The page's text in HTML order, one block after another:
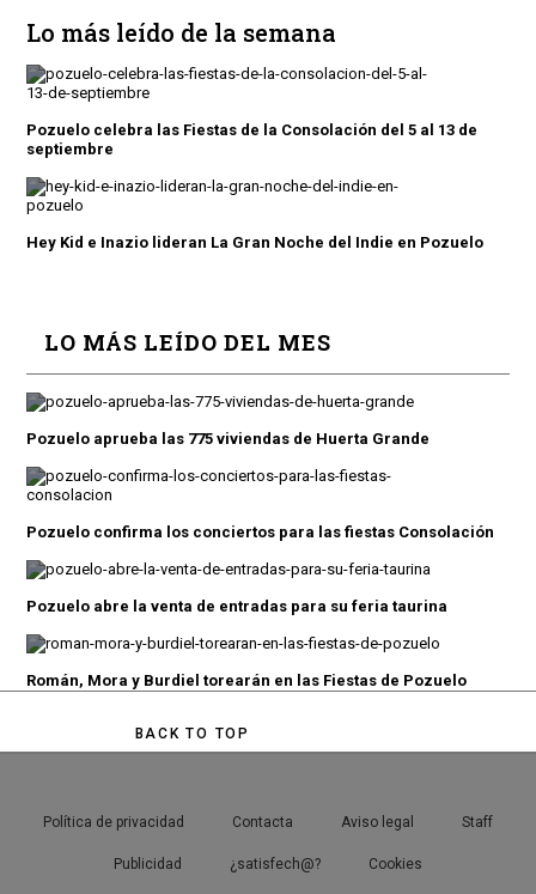
Lo más leído de la semana
Pozuelo celebra las Fiestas de la Consolación del 5 al 13 de
septiembre
Hey Kid e Inazio lideran La Gran Noche del Indie en Pozuelo
LO MÁS LEÍDO DEL MES
Pozuelo aprueba las 775 viviendas de Huerta Grande
Pozuelo confirma los conciertos para las fiestas Consolación
Pozuelo abre la venta de entradas para su feria taurina
Román, Mora y Burdiel torearán en las Fiestas de Pozuelo
BACK TO TOP
Política de privacidad Contacta Aviso legal Staff
Publicidad ¿satisfech@? Cookies